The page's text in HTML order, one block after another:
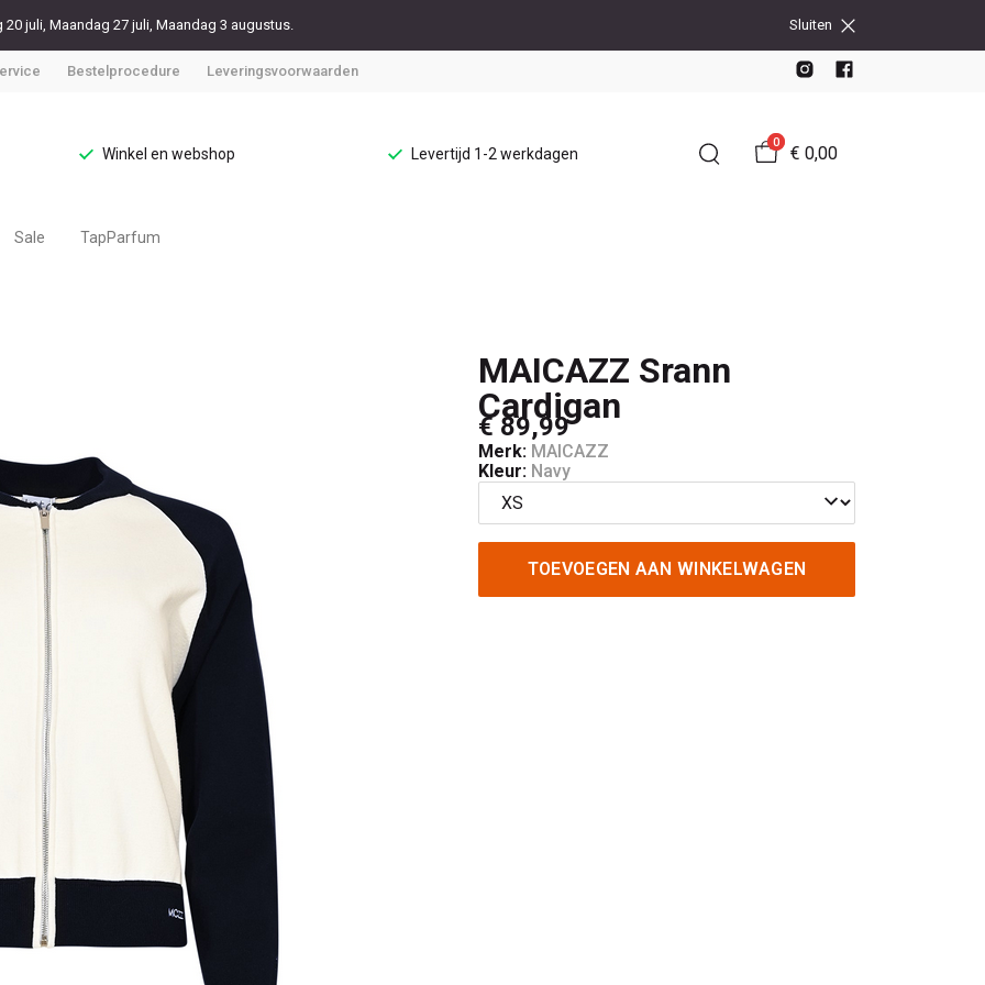
juli, Maandag 27 juli, Maandag 3 augustus. Sluiten
Bestelprocedure Leveringsvoorwaarden
Winkel en webshop Levertijd 1-2 werkdagen
0
€ 0,00
Sale TapParfum
MAICAZZ Srann
Cardigan
€ 89,99
Merk: MAICAZZ
Kleur: Navy
TOEVOEGEN AAN WINKELWAGEN